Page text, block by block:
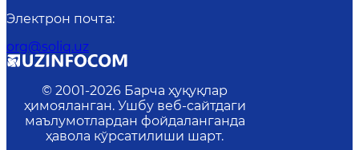
Электрон почта:
org@soliq.uz
© 2001-2026 Барча ҳуқуқлар
ҳимояланган. Ушбу веб-сайтдаги
маълумотлардан фойдаланганда
ҳавола кўрсатилиши шарт.